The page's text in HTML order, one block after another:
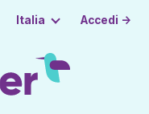
Italia Accedi →